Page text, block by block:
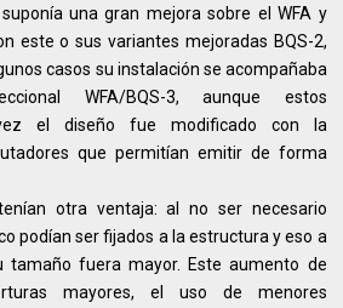
una gran mejora sobre el WFA y
este o sus variantes mejoradas BQS-2,
casos su instalación se acompañaba
WFA/BQS-3, aunque estos
el diseño fue modificado con la
que permitían emitir de forma
otra ventaja: al no ser necesario
podían ser fijados a la estructura y eso a
tamaño fuera mayor. Este aumento de
mayores, el uso de menores